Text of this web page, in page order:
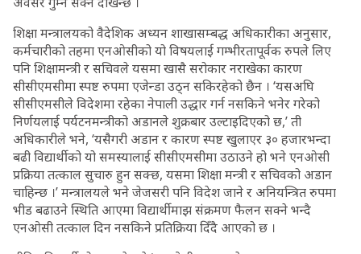
शिक्षा मन्त्रालयको वैदेशिक अध्यन शाखासम्बद्ध अधिकारीका अनुसार,
कर्मचारीको तहमा एनओसीको यो विषयलाई गम्भीरतापूर्वक रुपले लिए
पनि शिक्षामन्त्री र सचिवले यसमा खासै सरोकार नराखेका कारण
सीसीएमसीमा स्पष्ट रुपमा एजेन्डा उठ्न सकिरहेको छैन । ‘यसअघि
सीसीएमसीले विदेशमा रहेका नेपाली उद्धार गर्न नसकिने भनेर गरेको
निर्णयलाई पर्यटनमन्त्रीको अडानले शुक्रबार उल्टाइदिएको छ,’ ती
अधिकारीले भने, ‘यसैगरी अडान र कारण स्पष्ट खुलाएर ३० हजारभन्दा
बढी विद्यार्थीको यो समस्यालाई सीसीएमसीमा उठाउने हो भने एनओसी
प्रक्रिया तत्काल सुचारु हुन सक्छ, यसमा शिक्षा मन्त्री र सचिवको अडान
चाहिन्छ ।’ मन्त्रालयले भने जेजसरी पनि विदेश जाने र अनियन्त्रित रुपमा
भीड बढाउने स्थिति आएमा विद्यार्थीमाझ संक्रमण फैलन सक्ने भन्दै
एनओसी तत्काल दिन नसकिने प्रतिक्रिया दिँदै आएको छ ।